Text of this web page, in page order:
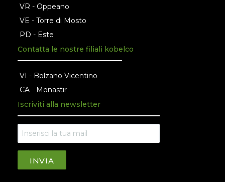
VR - Oppeano
VE - Torre di Mosto
PD - Este
Contatta le nostre filiali kobelco
VI - Bolzano Vicentino
CA - Monastir
Iscriviti alla newsletter
INVIA